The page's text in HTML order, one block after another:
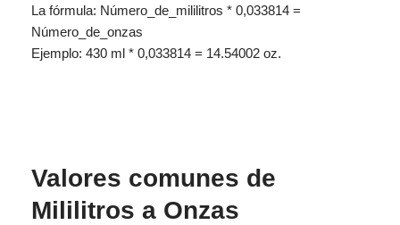
La fórmula: Número_de_mililitros * 0,033814 =
Número_de_onzas
Ejemplo: 430 ml * 0,033814 = 14.54002 oz.
Valores comunes de
Mililitros a Onzas